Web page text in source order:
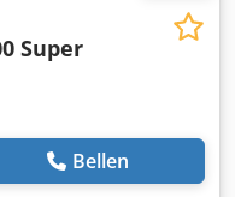
Super
Bellen